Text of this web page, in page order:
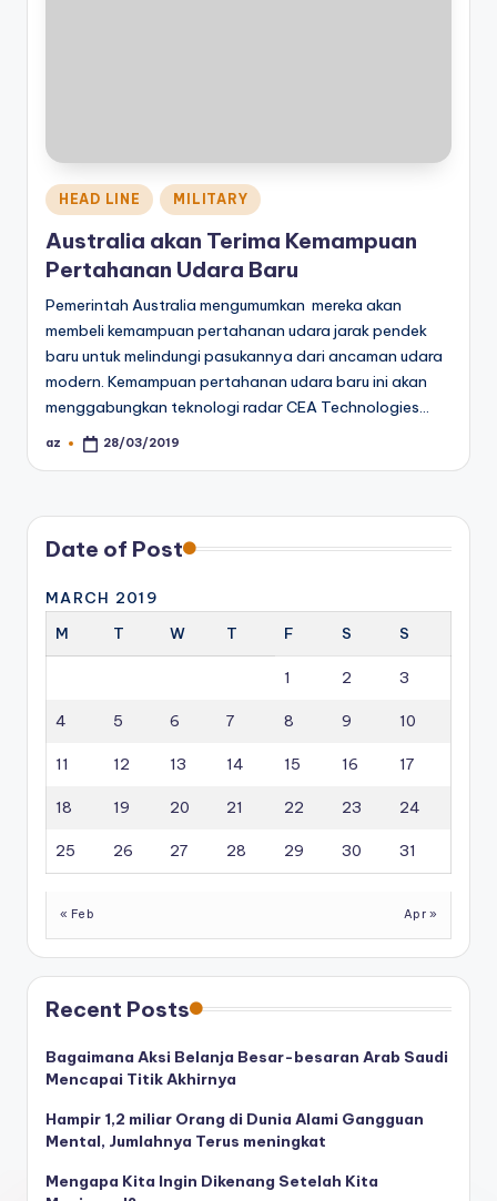
Posted
in
HEAD LINE MILITARY
Australia akan Terima Kemampuan
Pertahanan Udara Baru
Pemerintah Australia mengumumkan mereka akan
membeli kemampuan pertahanan udara jarak pendek
baru untuk melindungi pasukannya dari ancaman udara
modern. Kemampuan pertahanan udara baru ini akan
menggabungkan teknologi radar CEA Technologies…
Posted
az 28/03/2019
Date of Post
MARCH 2019
M
T W T F S S
1 2 3
4 5 6 7 8 9 10
11 12 13 14 15 16 17
18 19 20 21 22 23 24
25 26 27 28 29 30 31
« Feb Apr »
Recent Posts
Bagaimana Aksi Belanja Besar-besaran Arab Saudi
Mencapai Titik Akhirnya
Hampir 1,2 miliar Orang di Dunia Alami Gangguan
Mental, Jumlahnya Terus meningkat
Mengapa Kita Ingin Dikenang Setelah Kita